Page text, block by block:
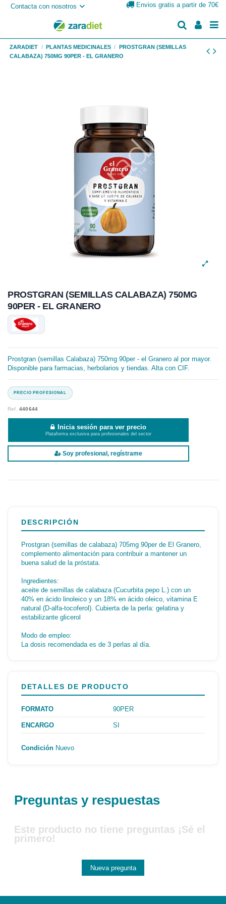
Contacta con nosotros Envios gratis a partir de 70€
ZARADIET PLANTAS MEDICINALES
PROSTGRAN (SEMILLAS
CALABAZA) 750MG 90PER - EL GRANERO
PROSTGRAN (SEMILLAS CALABAZA) 750MG
90PER - EL GRANERO
Prostgran (semillas Calabaza) 750mg 90per - el Granero al por mayor.
Disponible para farmacias, herbolarios y tiendas. Alta con CIF.
Ref.440644
Inicia sesión para ver precio
Plataforma exclusiva para profesionales del sector
Soy profesional, regístrame
DESCRIPCIÓN
Prostgran (semillas de calabaza) 705mg 90per de El Granero,
complemento alimentación para contribuir a mantener un
buena salud de la próstata.
Ingredientes:
aceite de semillas de calabaza (Cucurbita pepo L.) con un
40% en ácido linoleico y un 18% en ácido oleico, vitamina E
natural (D-alfa-tocoferol). Cubierta de la perla: gelatina y
estabilizante glicerol
Modo de empleo:
La dosis recomendada es de 3 perlas al día.
DETALLES DE PRODUCTO
FORMATO 90PER
ENCARGO SI
Condición Nuevo
Preguntas y respuestas
Este producto no tiene preguntas ¡Sé el
primero!
Nueva pregunta